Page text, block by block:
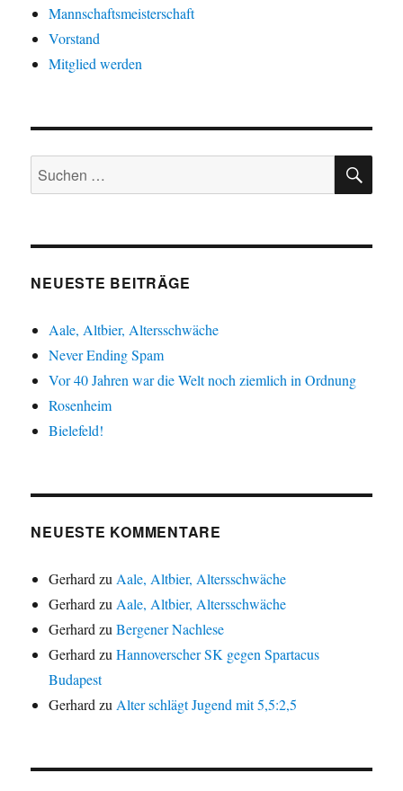
Mannschaftsmeisterschaft
Vorstand
Mitglied werden
Suche
nach:
NEUESTE BEITRÄGE
Aale, Altbier, Altersschwäche
Never Ending Spam
Vor 40 Jahren war die Welt noch ziemlich in Ordnung
Rosenheim
Bielefeld!
NEUESTE KOMMENTARE
Gerhard zu Aale, Altbier, Altersschwäche
Gerhard zu Aale, Altbier, Altersschwäche
Gerhard zuBergener Nachlese
Gerhard zuHannoverscher SK gegen Spartacus
Budapest
Gerhard zu Alter schlägt Jugend mit 5,5:2,5